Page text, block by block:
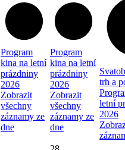
Program
kina na letní
prázdniny
2026
Zobrazit
všechny
záznamy ze
dne
Program
kina na letní
prázdniny
2026
Zobrazit
všechny
záznamy ze
dne
trh a
letní
2026